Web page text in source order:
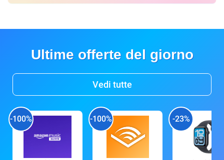
Ultime offerte del giorno
Vedi tutte
-100% -100% -23%